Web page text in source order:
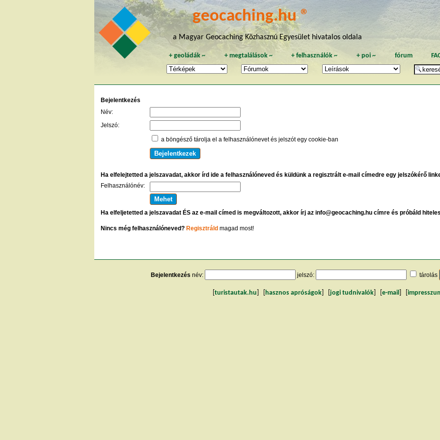
geocaching.hu ®
a Magyar Geocaching Közhasznú Egyesület hivatalos oldala
+geoládák ~ + megtalálások~ +felhasználók ~ + poi~ fórum
Bejelentkezés
Név:
Jelszó:
a böngésző tárolja el a felhasználónevet és jelszót egy cookie-ban
Ha elfelejtetted a jelszavadat, akkor írd ide a felhasználóneved és küldünk a regisztrált e-mail címedre egy jelszókérő
Felhasználónév:
Ha elfeljetetted a jelszavadat ÉS az e-mail címed is megváltozott, akkor írj az info@geocaching.hu címre és próbáld
Nincs még felhasználóneved? Regisztráld magad most!
Bejelentkezés név: jelszó: tárolás
turistautak.hu hasznos apróságok jogi tudnivalók e-mail